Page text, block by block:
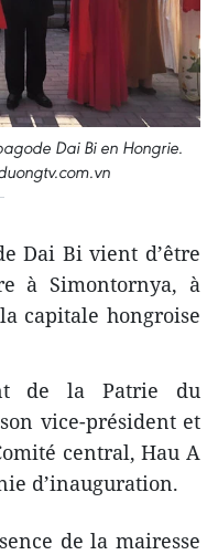
Dai Bi en Hongrie.
Dai Bi vient d’être
à Simontornya, à
capitale hongroise
de la Patrie du
vice-président et
central, Hau A
d’inauguration.
de la mairesse